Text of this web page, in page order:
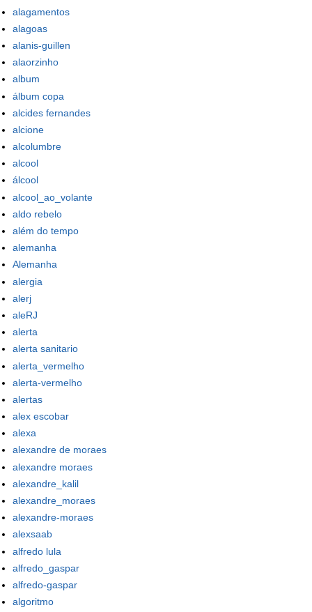
alagamentos
alagoas
alanis-guillen
alaorzinho
album
álbum copa
alcides fernandes
alcione
alcolumbre
alcool
álcool
alcool_ao_volante
aldo rebelo
além do tempo
alemanha
Alemanha
alergia
alerj
aleRJ
alerta
alerta sanitario
alerta_vermelho
alerta-vermelho
alertas
alex escobar
alexa
alexandre de moraes
alexandre moraes
alexandre_kalil
alexandre_moraes
alexandre-moraes
alexsaab
alfredo lula
alfredo_gaspar
alfredo-gaspar
algoritmo